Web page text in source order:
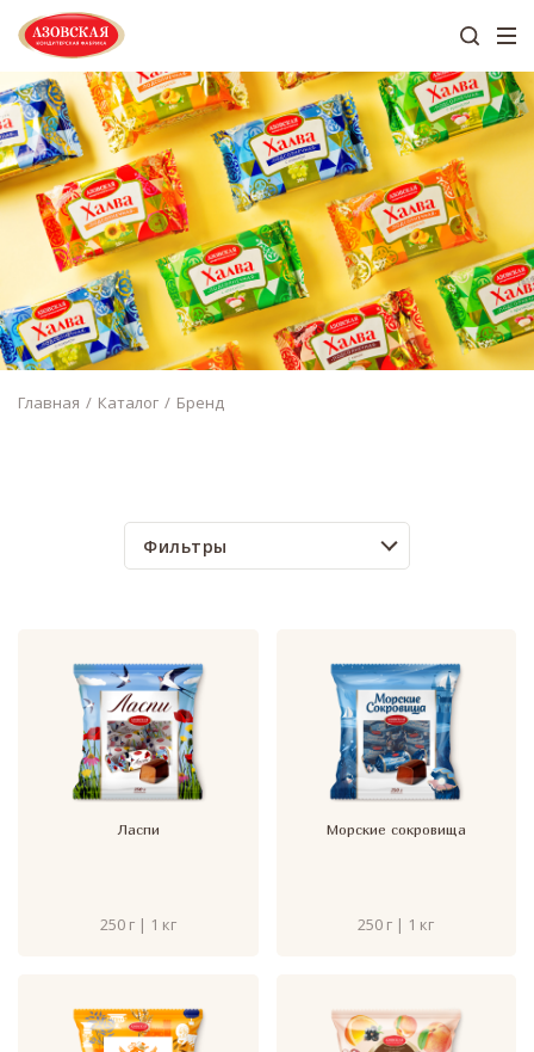
Главная Каталог Бренд
Фильтры
Ласпи
250 г | 1 кг
Морские сокровища
250 г | 1 кг